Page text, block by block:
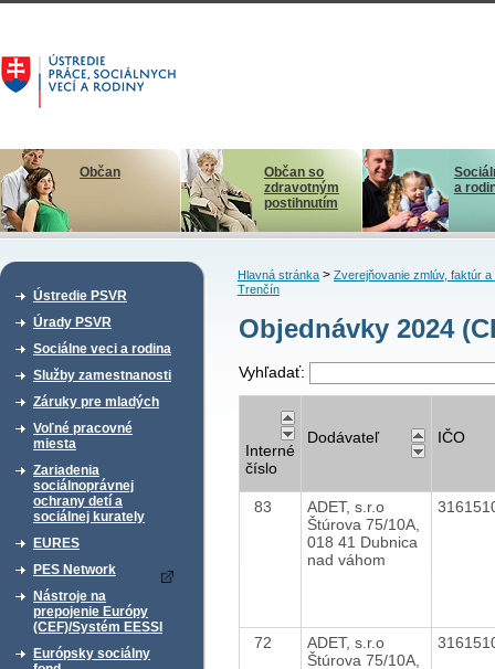
Občan
Občan so
zdravotným
postihnutím
a
Ústredie PSVR
Úrady PSVR
Sociálne veci a rodina
Služby zamestnanosti
Záruky pre mladých
Voľné pracovné
miesta
Zariadenia
sociálnoprávnej
ochrany detí a
sociálnej kurately
EURES
PES Network
Nástroje na
prepojenie Európy
(CEF)/Systém EESSI
Európsky sociálny
Hlavná stránka> Zverejňovanie zmlúv, faktúr a
Trenčín
Objednávky 2024
Vyhľadať:
Interné
číslo
Dodávateľ IČO
83
ADET, s.r.o
Štúrova 75/10A,
018 41 Dubnica
nad váhom
72
ADET, s.r.o
Štúrova 75/10A,